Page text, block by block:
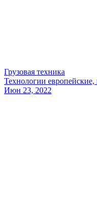
Грузовая техника
Технологии
Июн 23, 2022